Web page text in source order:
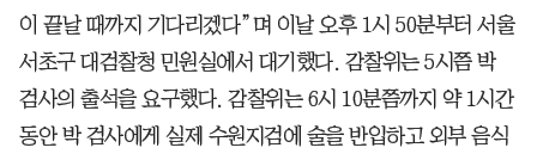
이 끝날 때까지 기다리겠다”며 이날 오후 1시 50분부터 서울
서초구 대검찰청 민원실에서 대기했다. 감찰위는 5시쯤 박
검사의 출석을 요구했다. 감찰위는 6시 10분쯤까지 약 1시간
동안 박 검사에게 실제 수원지검에 술을 반입하고 외부 음식